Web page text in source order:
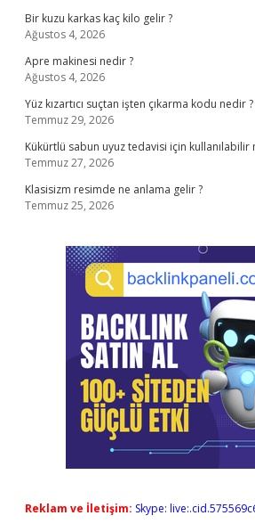
Bir kuzu karkas kaç kilo gelir ?
Ağustos 4, 2026
Apre makinesi nedir ?
Ağustos 4, 2026
Yüz kızartıcı suçtan işten çıkarma kodu nedir ?
Temmuz 29, 2026
Kükürtlü sabun uyuz tedavisi için kullanılabilir
Temmuz 27, 2026
Klasisizm resimde ne anlama gelir ?
Temmuz 25, 2026
Reklam ve İletişim: Skype: